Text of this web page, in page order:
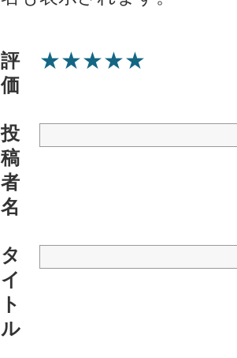
評
価
★★★★★
投
稿
者
名
タ
イ
ト
ル